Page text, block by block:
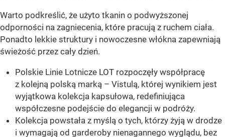
Warto podkreślić, że użyto tkanin o podwyższonej
odporności na zagniecenia, które pracują z ruchem ciała.
Ponadto lekkie struktury i nowoczesne włókna zapewniają
świeżość przez cały dzień.
Polskie Linie Lotnicze LOT rozpoczęły współpracę
z kolejną polską marką – Vistulą, której wynikiem jest
wyjątkowa kolekcja kapsułowa, redefiniująca
współczesne podejście do elegancji w podróży.
Kolekcja powstała z myślą o tych, którzy żyją w drodze
i wymagają od garderoby nienagannego wyglądu, bez